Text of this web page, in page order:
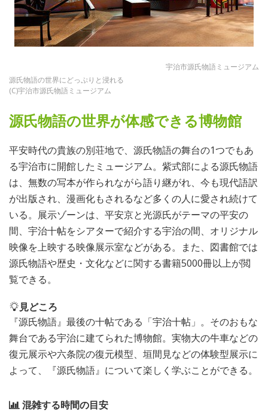
宇治市源氏物語ミュージアム
源氏物語の世界にどっぷりと浸れる
(C)宇治市源氏物語ミュージアム
源氏物語の世界が体感できる博物館
平安時代の貴族の別荘地で、源氏物語の舞台の1つでもあ
る宇治市に開館したミュージアム。紫式部による源氏物語
は、無数の写本が作られながら語り継がれ、今も現代語訳
が出版され、漫画化もされるなど多くの人に愛され続けて
いる。展示ゾーンは、平安京と光源氏がテーマの平安の
間、宇治十帖をシアターで紹介する宇治の間、オリジナル
映像を上映する映像展示室などがある。また、図書館では
源氏物語や歴史・文化などに関する書籍5000冊以上が閲
覧できる。
見どころ
『源氏物語』最後の十帖である「宇治十帖」。そのおもな
舞台である宇治に建てられた博物館。実物大の牛車などの
復元展示や六条院の復元模型、垣間見などの体験型展示に
よって、『源氏物語』について楽しく学ぶことができる。
混雑する時間の目安